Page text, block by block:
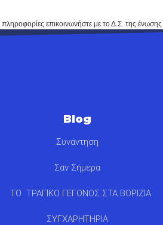
επικοινωνήστε με το Δ.Σ. της
Blog
Συνάντηση
Σαν Σήμερα
ΤΟ ΤΡΑΓΙΚΟ ΓΕΓΟΝΟΣ ΣΤΑ ΒΟΡΙΖΙΑ
ΣΥΓΧΑΡΗΤΗΡΙΑ